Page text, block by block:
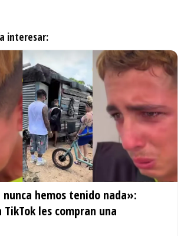
interesar:
hemos tenido nada»:
TikTok les compran una